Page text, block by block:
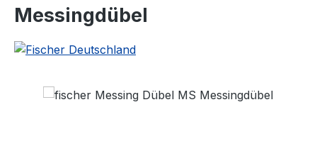
Messingdübel
Bildergalerie überspringen